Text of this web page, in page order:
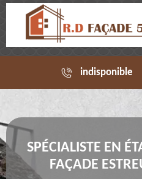
indisponible
SPÉCIALISTE EN
FAÇADE